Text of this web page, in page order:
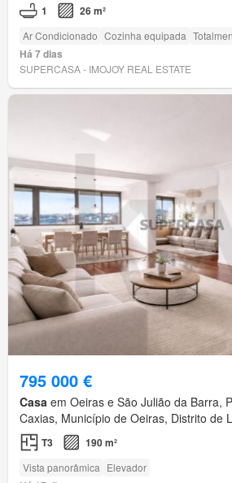
1 26 m²
Ar Condicionado Cozinha equipada
Há 7 dias
SUPERCASA - IMOJOY REAL ESTATE
795 000 €
Casa em Oeiras e São Julião da Barra,
Caxias, Município de Oeiras, Distrito de
T3 190 m²
Vista panorâmica Elevador